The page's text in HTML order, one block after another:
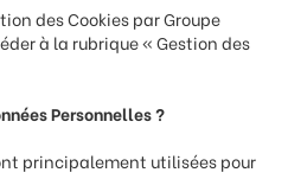
des Cookies par Groupe
à la rubrique « Gestion des
Personnelles ?
principalement utilisées pour